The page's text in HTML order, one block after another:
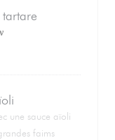
une sauce aïoli
faims